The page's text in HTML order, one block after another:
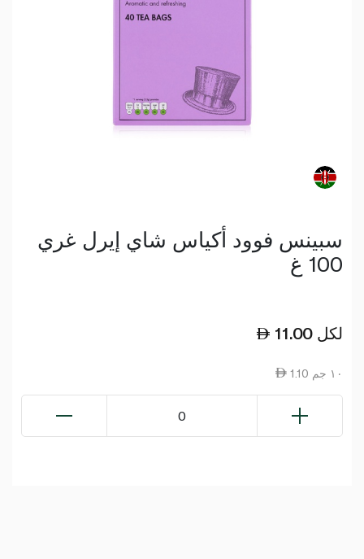
سبينس فوود أكياس شاي إيرل غري
100 غ
11.00 لكل
1.10 ١٠ جم
0